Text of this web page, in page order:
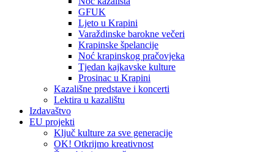
GFUK
Ljeto u Krapini
Varaždinske barokne večeri
Krapinske špelancije
Noć krapinskog pračovjeka
Tjedan kajkavske kulture
Prosinac u Krapini
Kazališne predstave i koncerti
Lektira u kazalištu
Izdavaštvo
EU projekti
Ključ kulture za sve generacije
OK! Otkrijmo kreativnost